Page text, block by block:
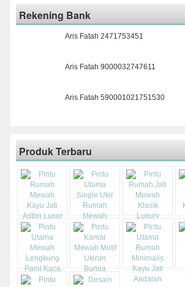
Rekening Bank
Aris Fatah 2471753451
Aris Fatah 9000032747611
Aris Fatah 590001021751530
Produk Terbaru